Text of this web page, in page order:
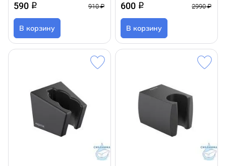
590 q 910 ₽
В корзину
600 q 2990 ₽
В корзину